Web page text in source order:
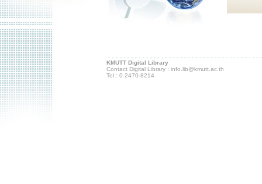
KMUTT Digital Library
Contact Digital Library : info.lib@kmutt.ac.th
Tel : 0-2470-8214